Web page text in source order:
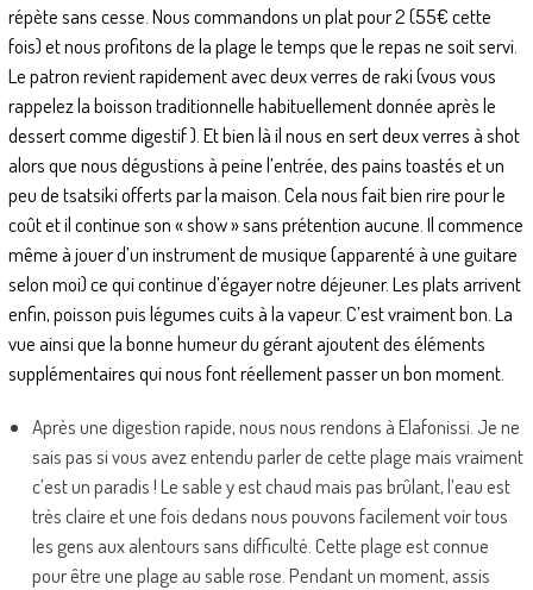
répète sans cesse. Nous commandons un plat pour 2 (55€ cette
fois) et nous profitons de la plage le temps que le repas ne soit servi.
Le patron revient rapidement avec deux verres de raki (vous vous
rappelez la boisson traditionnelle habituellement donnée après le
dessert comme digestif ). Et bien là il nous en sert deux verres à shot
alors que nous dégustions à peine l’entrée, des pains toastés et un
peu de tsatsiki offerts par la maison. Cela nous fait bien rire pour le
coût et il continue son « show » sans prétention aucune. Il commence
même à jouer d’un instrument de musique (apparenté à une guitare
selon moi) ce qui continue d’égayer notre déjeuner. Les plats arrivent
enfin, poisson puis légumes cuits à la vapeur. C’est vraiment bon. La
vue ainsi que la bonne humeur du gérant ajoutent des éléments
supplémentaires qui nous font réellement passer un bon moment.
Après une digestion rapide, nous nous rendons à Elafonissi. Je ne
sais pas si vous avez entendu parler de cette plage mais vraiment
c’est un paradis ! Le sable y est chaud mais pas brûlant, l’eau est
très claire et une fois dedans nous pouvons facilement voir tous
les gens aux alentours sans difficulté. Cette plage est connue
pour être une plage au sable rose. Pendant un moment, assis